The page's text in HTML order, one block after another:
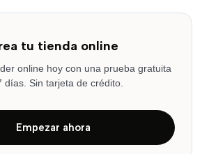
tu tienda online
online hoy con una prueba gratuita
días. Sin tarjeta de crédito.
Empezar ahora